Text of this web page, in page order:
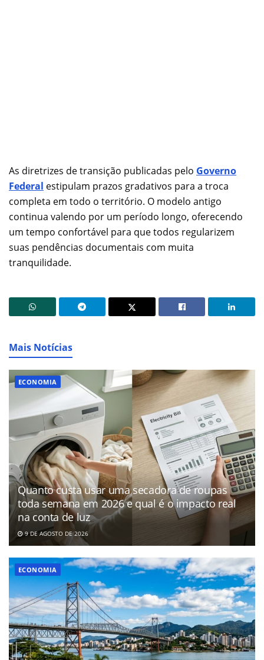
As diretrizes de transição publicadas pelo Governo
Federal estipulam prazos gradativos para a troca
completa em todo o território. O modelo antigo
continua valendo por um período longo, oferecendo
um tempo confortável para que todos regularizem
suas pendências documentais com muita
tranquilidade.
Mais Notícias
ECONOMIA
Quanto custa usar uma secadora de roupas
toda semana em 2026 e qual é o impacto real
na conta de luz
9 DE AGOSTO DE 2026
ECONOMIA